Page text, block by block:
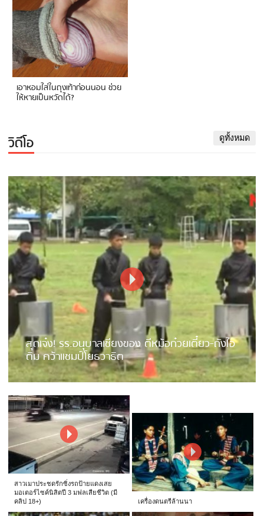
เอาหอมใส่ในถุงเท้าก่อนนอน ช่วย
ให้หายเป็นหวัดได้?
วิดีโอ ดูทั้งหมด
สุดเจ๋ง! รร.อนุบาลเชียงของ ตีหม้อก๋วยเตี๋ยว-ถังไอ
ติม คว้าแชมป์โยธวาธิต
สาวเมาประชดรักซิ่งรถป้ายแดงเสย
มอเตอร์ไซค์นิสิตปี 3 มฟลเสียชีวิต (มี
คลิป 18+)
เครื่องดนตรีล้านนา